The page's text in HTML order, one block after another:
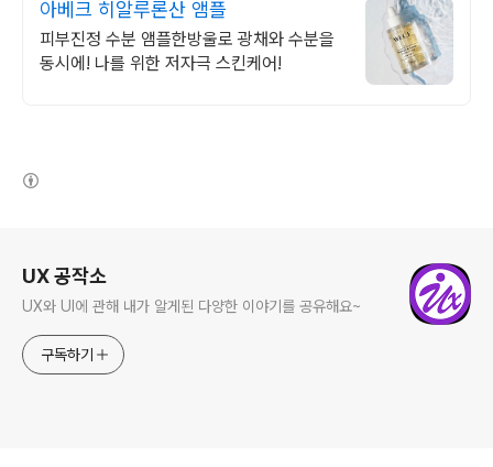
아베크 히알루론산 앰플
피부진정 수분 앰플한방울로 광채와 수분을
동시에! 나를 위한 저자극 스킨케어!
UX 공작소
UX와 UI에 관해 내가 알게된 다양한 이야기를 공유해요~
구독하기